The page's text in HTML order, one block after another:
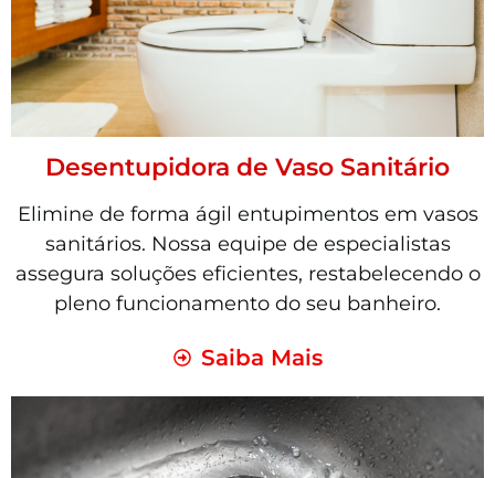
Desentupidora de Vaso Sanitário
Elimine de forma ágil entupimentos em vasos
sanitários. Nossa equipe de especialistas
assegura soluções eficientes, restabelecendo o
pleno funcionamento do seu banheiro.
Saiba Mais